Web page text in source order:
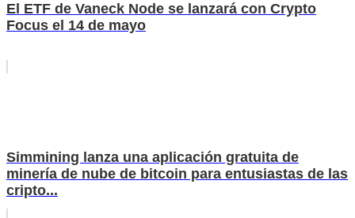
El ETF de Vaneck Node se lanzará con Crypto
Focus el 14 de mayo
Simmining lanza una aplicación gratuita de
minería de nube de bitcoin para entusiastas de las
cripto...